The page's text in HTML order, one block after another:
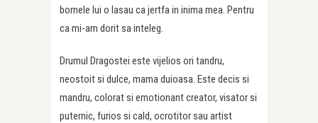
bornele lui o lasau ca jertfa in inima mea. Pentru
ca mi-am dorit sa inteleg.
Drumul Dragostei este vijelios ori tandru,
neostoit si dulce, mama duioasa. Este decis si
mandru, colorat si emotionant creator, visator si
puternic, furios si cald, ocrotitor sau artist